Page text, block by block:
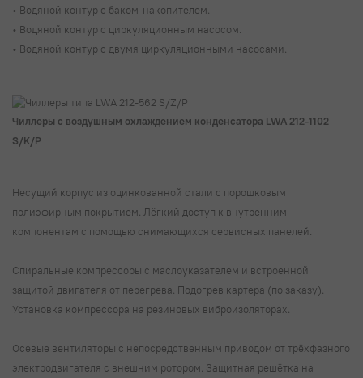
• Водяной контур с баком-накопителем.
• Водяной контур с циркуляционным насосом.
• Водяной контур с двумя циркуляционными насосами.
Чиллеры с воздушным охлаждением конденсатора LWA 212-1102
S/K/P
Несущий корпус из оцинкованной стали с порошковым
полиэфирным покрытием. Лёгкий доступ к внутренним
компонентам с помощью снимающихся сервисных панелей.
Спиральные компрессоры с маслоуказателем и встроенной
защитой двигателя от перегрева. Подогрев картера (по заказу).
Установка компрессора на резиновых виброизоляторах.
Осевые вентиляторы с непосредственным приводом от трёхфазного
электродвигателя с внешним ротором. Защитная решётка на